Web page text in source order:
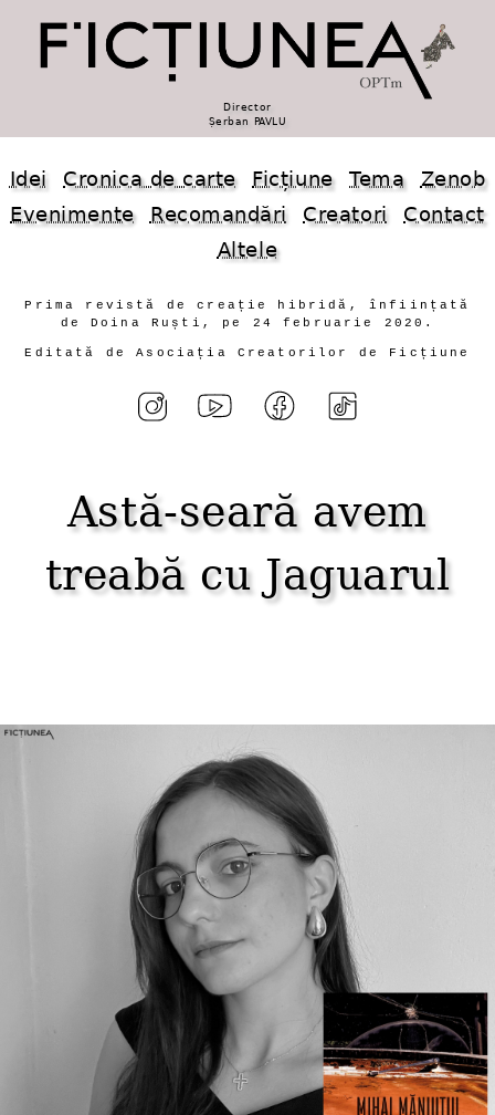
Director
Șerban PAVLU
Idei Cronica de carte Ficțiune Tema
Zenob
Evenimente
Recomandări Creatori
Contact
Altele
Prima revistă de creație hibridă, înființată
de Doina Ruști, pe 24 februarie 2020.
Editată de Asociația Creatorilor de Ficțiune
Astă-seară avem
treabă cu Jaguarul